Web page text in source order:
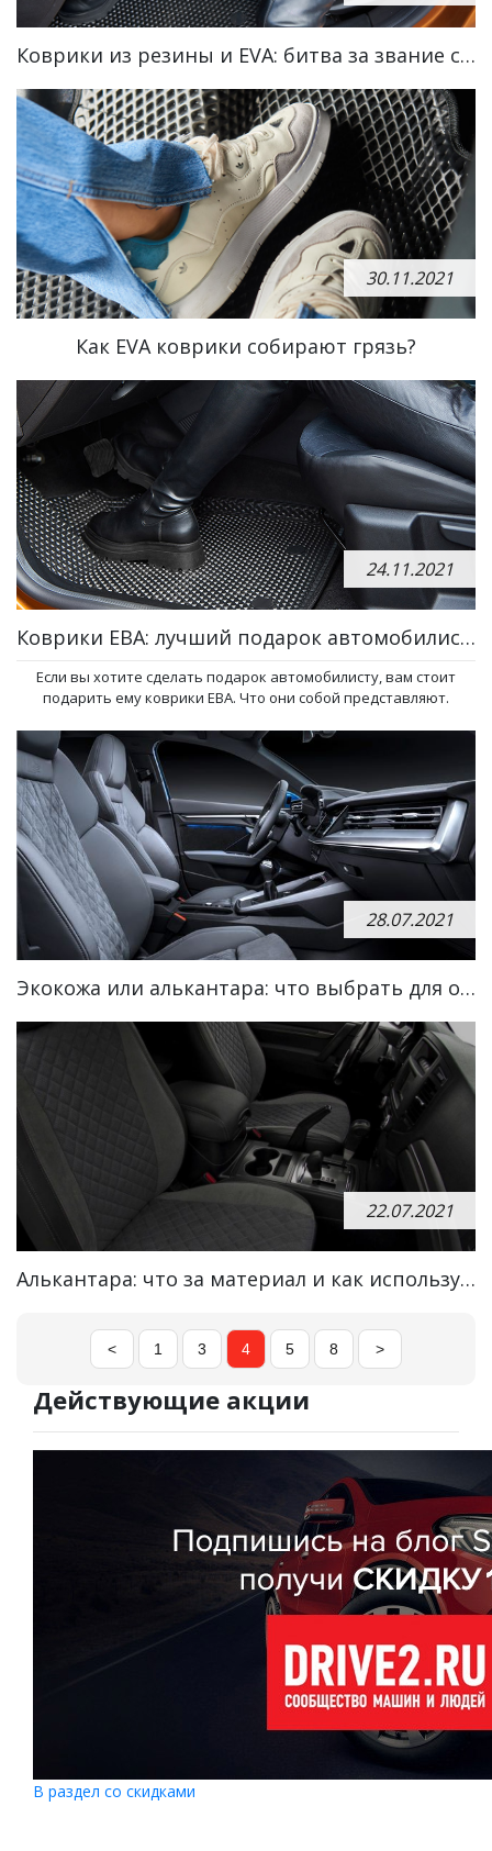
Коврики из резины и EVA: битва за звание самых долговечных
30.11.2021
Как EVA коврики собирают грязь?
24.11.2021
Коврики EBA: лучший подарок автомобилисту
Если вы хотите сделать подарок автомобилисту, вам стоит
подарить ему коврики EBA. Что они собой представляют.
28.07.2021
Экокожа или алькантара: что выбрать для обивки салона
22.07.2021
Алькантара: что за материал и как используется?
< 1 3 4 5 8 >
Действующие акции
В раздел со скидками